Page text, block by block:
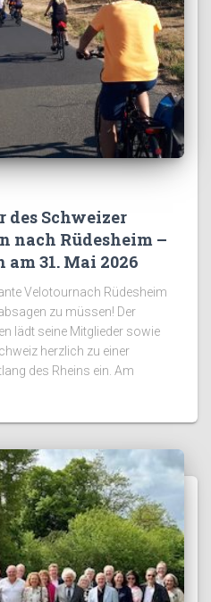
des Schweizer
nach Rüdesheim –
31. Mai 2026
Velotournach Rüdesheim
zu müssen! Der
lädt seine Mitglieder sowie
herzlich zu einer
des Rheins ein. Am